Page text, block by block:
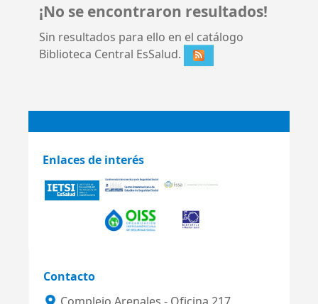
¡No se encontraron resultados!
Sin resultados para ello en el catálogo
Biblioteca Central EsSalud.
Enlaces de interés
Contacto